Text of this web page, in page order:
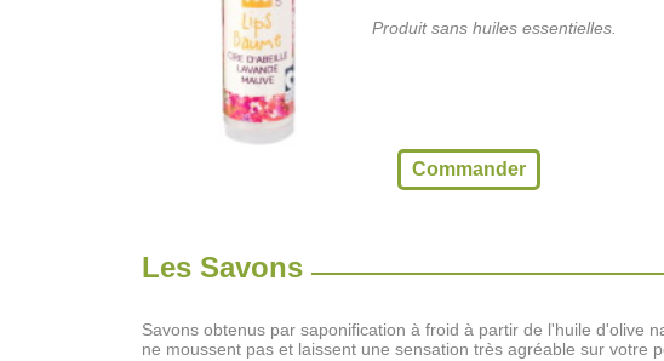
Produit sans huiles essentielles.
Commander
Les Savons
Savons obtenus par saponification à froid à partir de l'huile d'olive
ne moussent pas et laissent une sensation très agréable sur votre